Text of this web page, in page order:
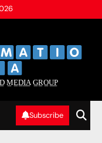
M̲E̲D̲I̲A̲ G̲R̲O̲U̲P̲
Subscribe